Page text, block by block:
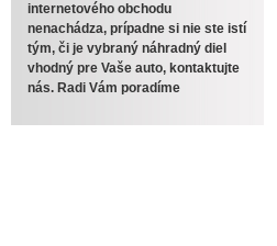
internetového obchodu
nenachádza, prípadne si nie ste istí
tým, či je vybraný náhradný diel
vhodný pre Vaše auto, kontaktujte
nás. Radi Vám poradíme